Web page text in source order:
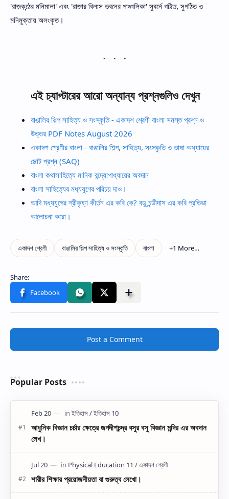
'রাজকন্ঠের মনিমালা' এবং 'রাজার বিলাস ভবনের পাঞ্চালিকা' সুবর্নে গঠিত, সুগঠিত ও
মনিমুক্তায় অলংকৃত।
এই চ্যাপ্টারের আরো অন্যান্য প্রশ্নগুলিও দেখুন
বাঙালির শিল্প সাহিত্য ও সংস্কৃতি - একাদশ শ্রেণী বাংলা সমস্ত প্রশ্ন ও
উত্তর PDF Notes August 2026
একাদশ শ্রেণীর বাংলা - বাঙালির শিল্প, সাহিত্য, সংস্কৃতি ও ভাষা অধ্যায়ের
ছোট প্রশ্ন (SAQ)
বাংলা কথাসাহিত্যে মানিক বন্দ্যোপাধ্যায়ের অবদান
বাংলা সাহিত্যের মধ্যযুগের পরিচয় দাও।
আদি মধ্যযুগের শ্রীকৃষ্ণ কীর্তন এর কবি কে? বড়ু চন্ডীদাস এর কবি প্রতিভা
আলোচনা করো।
Post a Comment
Popular Posts
আধুনিক বিজ্ঞান চর্চার ক্ষেত্রে জগদীশচন্দ্র বসুর বসু বিজ্ঞান মন্দির এর অবদান
লেখ।
শারীর শিক্ষার প্রয়োজনীয়তা বা গুরুত্ব লেখো।